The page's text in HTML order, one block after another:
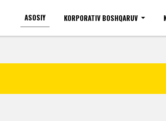
Ko'zi
ASOSIY KORPORATIV BOSHQARUV